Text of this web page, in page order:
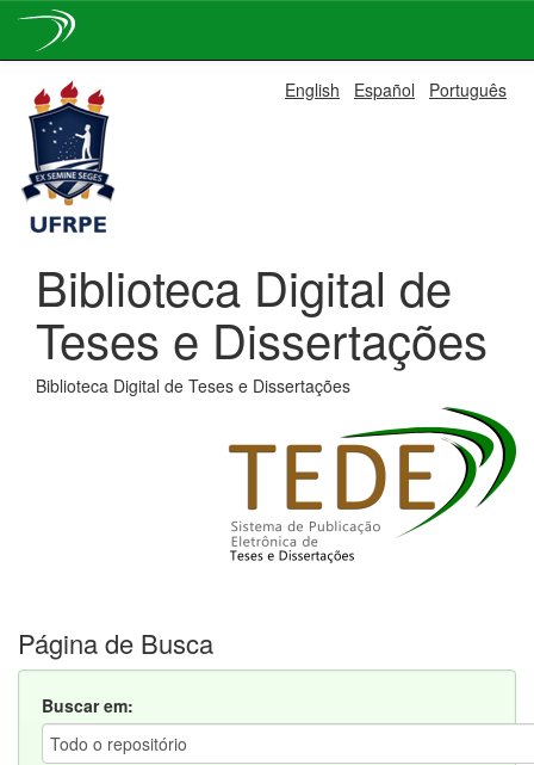
navigation
English Español Português
Biblioteca Digital de
Teses e Dissertações
Biblioteca Digital de Teses e Dissertações
Página de Busca
Buscar em: